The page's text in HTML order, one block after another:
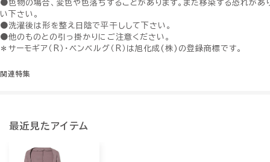
●色物の場合、変色や色落ちすることがあります。また移染する恐れがあ
い下さい。
●洗濯後は形を整え日陰で平干しして下さい。
●他のものとの引っ掛かりにご注意ください。
＊サーモギア（R）・ベンベルグ（R）は旭化成(株)の登録商標です。
関連特集
最近見たアイテム